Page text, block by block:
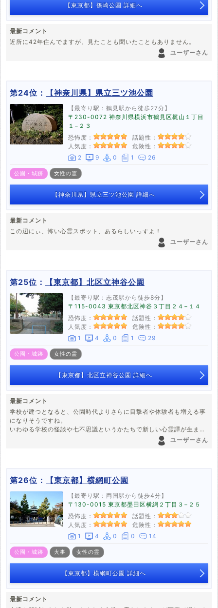
【東京都】篠崎公園 詳細へ
最新コメント
近所に42年住んでますが、見たことも聞いたこともありません。
ユーザーさん
第24位： 【神奈川県】県立三ツ池公園
【最寄り駅：鶴見駅から徒歩27分】
〒230-0072 神奈川県横浜市鶴見区梶山１丁目
１−２３
恐怖度：
話題性：
人気度：
危険性：
2
9 0 1 26
公園・城跡 女性の霊
【神奈川県】県立三ツ池公園 詳細へ
最新コメント
この辺にぃ、怖い心霊スポット、あるらしいっすよ！
ユーザーさん
第25位： 【東京都】北区立神谷公園
【最寄り駅：志茂駅から徒歩8分】
〒115-0043 東京都北区神谷３丁目２４−１４
恐怖度：
話題性：
人気度：
危険性：
1
4 0 1 29
公園・城跡 女性の霊
【東京都】北区立神谷公園 詳細へ
最新コメント
学校が建つとなると、公園時代よりさらに目撃者や体験者も増える事
になりそうですね。
いわゆる学校の怪談や七不思議というかたちで新しい心霊譚が生まれ
ユーザーさん
第26位： 【東京都】横網町公園
【最寄り駅：両国駅から徒歩4分】
〒130-0015 東京都墨田区横網２丁目３−２５
恐怖度：
話題性：
人気度：
危険性：
1
4 0 0 14
公園・城跡 火事 女性の霊
【東京都】横網町公園 詳細へ
最新コメント